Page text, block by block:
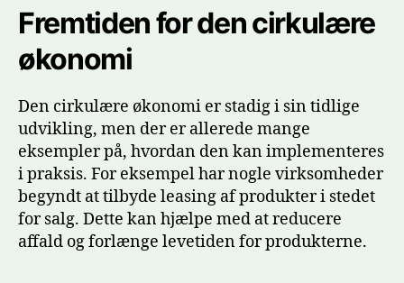
Fremtiden for den cirkulære
økonomi
Den cirkulære økonomi er stadig i sin tidlige
udvikling, men der er allerede mange
eksempler på, hvordan den kan implementeres
i praksis. For eksempel har nogle virksomheder
begyndt at tilbyde leasing af produkter i stedet
for salg. Dette kan hjælpe med at reducere
affald og forlænge levetiden for produkterne.